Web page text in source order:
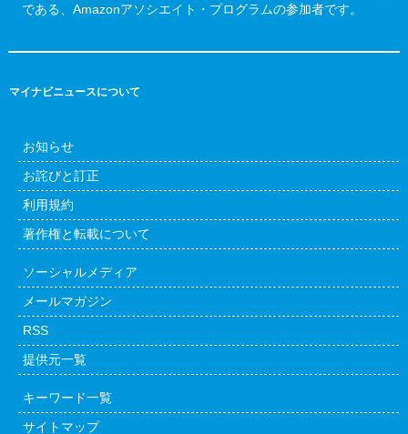
である、Amazonアソシエイト・プログラムの参加者です。
マイナビニュースについて
お知らせ
お詫びと訂正
利用規約
著作権と転載について
ソーシャルメディア
メールマガジン
RSS
提供元一覧
キーワード一覧
サイトマップ